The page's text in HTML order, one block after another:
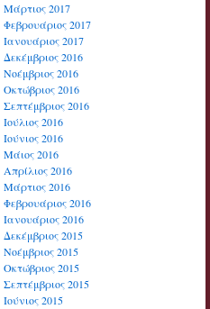
Μάρτιος 2017
Φεβρουάριος 2017
Ιανουάριος 2017
Δεκέμβριος 2016
Νοέμβριος 2016
Οκτώβριος 2016
Σεπτέμβριος 2016
Ιούλιος 2016
Ιούνιος 2016
Μάιος 2016
Απρίλιος 2016
Μάρτιος 2016
Φεβρουάριος 2016
Ιανουάριος 2016
Δεκέμβριος 2015
Νοέμβριος 2015
Οκτώβριος 2015
Σεπτέμβριος 2015
Ιούνιος 2015